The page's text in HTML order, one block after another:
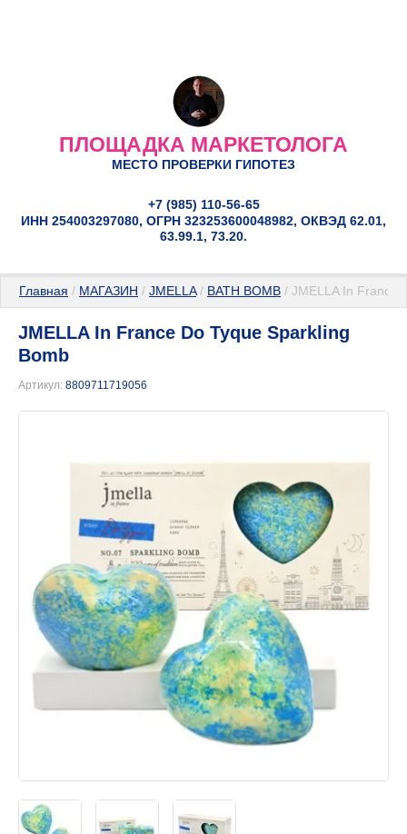
ПЛОЩАДКА МАРКЕТОЛОГА
МЕСТО ПРОВЕРКИ ГИПОТЕЗ
+7 (985) 110-56-65
ИНН 254003297080, ОГРН 323253600048982, ОКВЭД 62.01,
63.99.1, 73.20.
Главная / МАГАЗИН / JMELLA / BATH BOMB / JMELLA In France
JMELLA In France Do Tyque Sparkling
Bomb
Артикул: 8809711719056